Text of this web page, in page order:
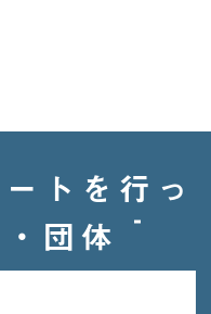
トを行っ
団体